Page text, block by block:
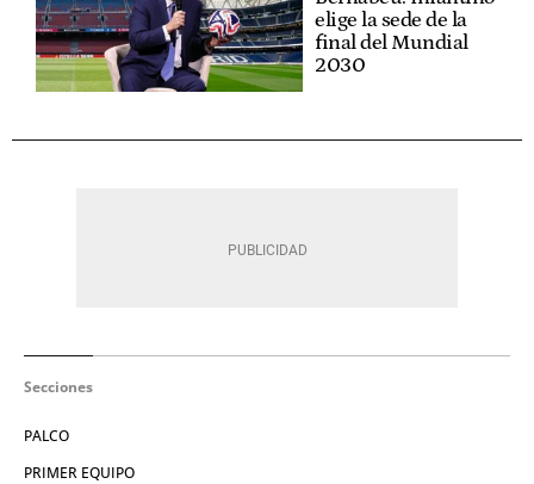
elige la sede de la
final del Mundial
2030
Secciones
PALCO
PRIMER EQUIPO